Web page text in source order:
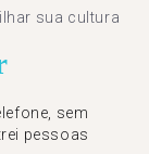
sua cultura
sem
pessoas